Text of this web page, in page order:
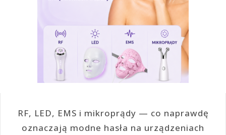
RF, LED, EMS i mikroprądy — co naprawdę
oznaczają modne hasła na urządzeniach